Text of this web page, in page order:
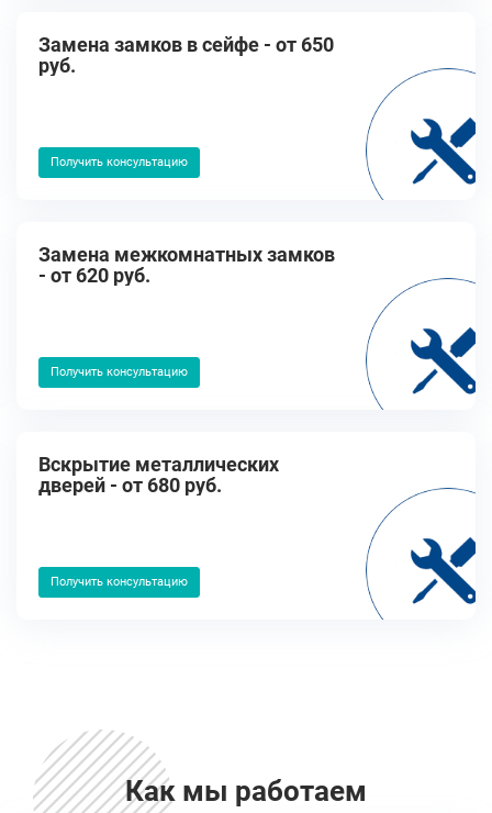
Замена замков в сейфе - от 650
руб.
Получить консультацию
Замена межкомнатных замков
- от 620 руб.
Получить консультацию
Вскрытие металлических
дверей - от 680 руб.
Получить консультацию
Как мы работаем